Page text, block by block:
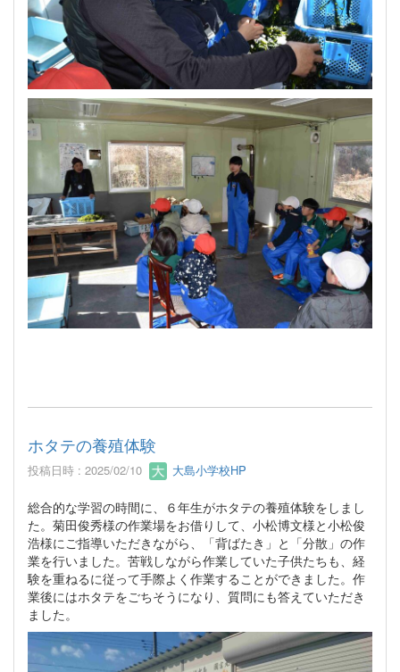
ホタテの養殖体験
投稿日時 : 2025/02/10 大島小学校HP
総合的な学習の時間に、６年生がホタテの養殖体験をしまし
た。菊田俊秀様の作業場をお借りして、小松博文様と小松俊
浩様にご指導いただきながら、「背ばたき」と「分散」の作
業を行いました。苦戦しながら作業していた子供たちも、経
験を重ねるに従って手際よく作業することができました。作
業後にはホタテをごちそうになり、質問にも答えていただき
ました。